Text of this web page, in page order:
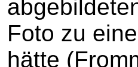
Foto zu
hätte